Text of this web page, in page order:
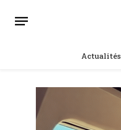
Actualités